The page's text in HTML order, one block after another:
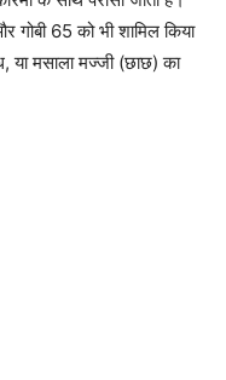
65 को भी शामिल किया
या मसाला मज्जी (छाछ) का